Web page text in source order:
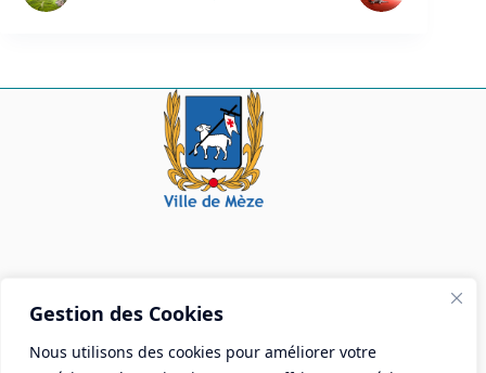
Gestion des Cookies
Nous utilisons des cookies pour améliorer votre
Mairie de Mèze
Place Aristide Briand - BP 28 34140 Mèze